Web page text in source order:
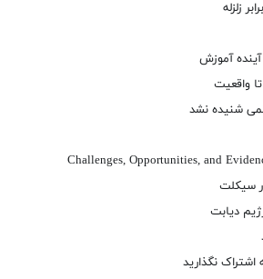
زلزله
آموزش
واقعیت
شنیده نشد
Challenges, Opportunities, and
سیکلت
دیابت
نگذارید